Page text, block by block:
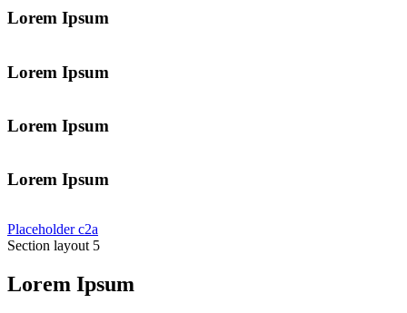
Lorem Ipsum
Lorem Ipsum
Lorem Ipsum
Lorem Ipsum
Placeholder c2a
Section layout 5
Lorem Ipsum